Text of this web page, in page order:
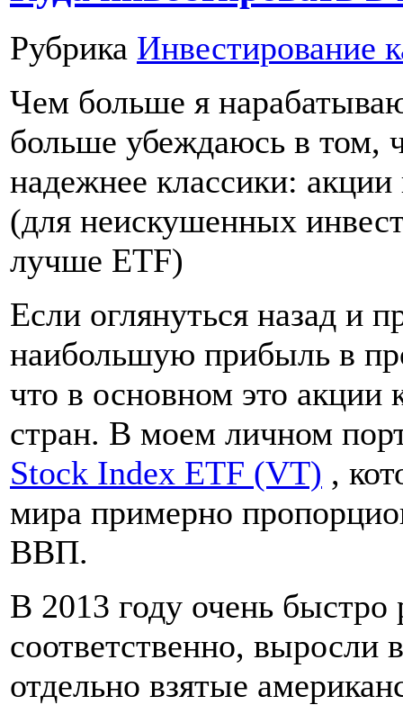
Рубрика Инвестирование
Чем больше я
больше убеждаюсь в том,
надежнее классики:
(для неискушенных
лучше ETF)
Если оглянуться назад и
наибольшую прибыль в
что в основном это
стран. В моем личном
Stock Index ETF (VT) ,
мира примерно
ВВП.
В 2013 году очень
соответственно, выросли
отдельно взятые